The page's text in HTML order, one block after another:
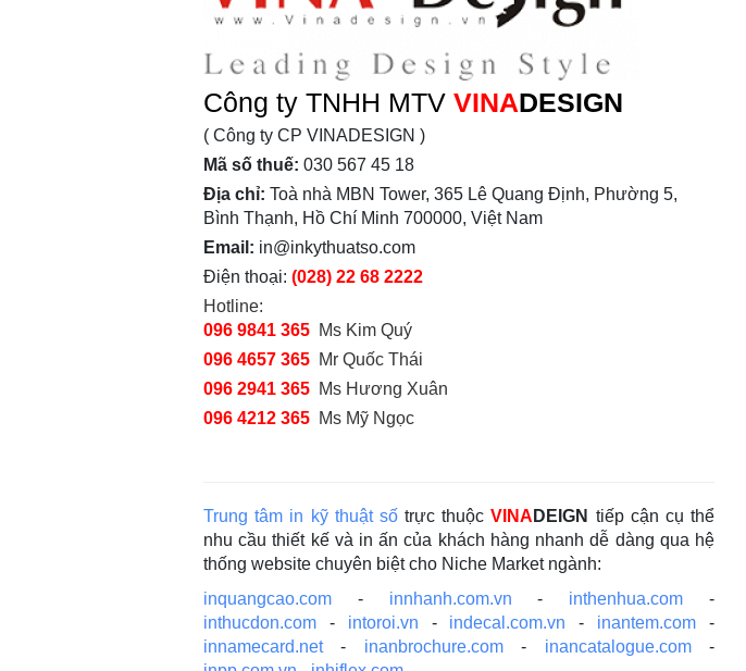
Công ty TNHH MTV VINADESIGN
( Công ty CP VINADESIGN )
Mã số thuế: 030 567 45 18
Địa chỉ: Toà nhà MBN Tower, 365 Lê Quang Định, Phường 5,
Bình Thạnh, Hồ Chí Minh 700000, Việt Nam
Email: in@inkythuatso.com
Điện thoại: (028) 22 68 2222
Hotline:
096 9841 365 Ms Kim Quý
096 4657 365 Mr Quốc Thái
096 2941 365 Ms Hương Xuân
096 4212 365 Ms Mỹ Ngọc
Trung tâm in kỹ thuật sốtrực thuộcVINA DEIGN tiếp cận cụ thể
nhu cầu thiết kế và in ấn của khách hàng nhanh dễ dàng qua hệ
thống website chuyên biệt cho Niche Market ngành:
inquangcao.com - innhanh.com.vn - inthenhua.com -
inthucdon.com - intoroi.vn - indecal.com.vn - inantem.com -
innamecard.net- inanbrochure.com- inancatalogue.com-